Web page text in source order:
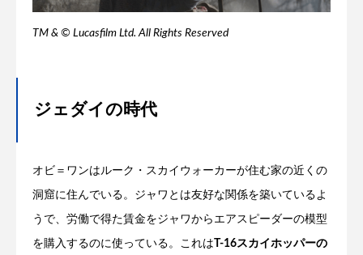
TM & © Lucasfilm Ltd. All Rights Reserved
ジェダイの時代
オビ＝ワンはルーク・スカイウォーカーが住む家の近くの
洞窟に住んでいる。ジャワとは友好な関係を築いているよ
うで、労働で得た賃金をジャワからエアスピーダーの模型
を購入するのに使っている。これはT-16スカイホッパーの